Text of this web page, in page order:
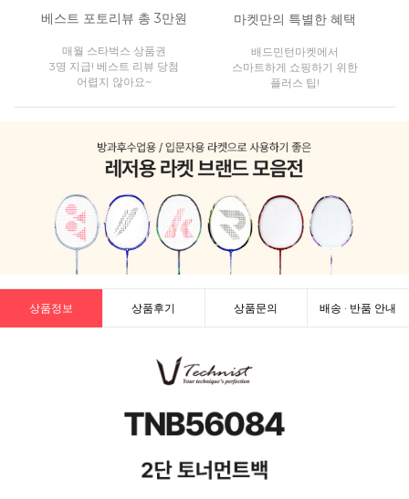
베스트 포토리뷰 총 3만원
매월 스타벅스 상품권
3명 지급! 베스트 리뷰 당첨
어렵지 않아요~
마켓만의 특별한 혜택
배드민턴마켓에서
스마트하게 쇼핑하기 위한
플러스 팁!
상품정보 상품후기 상품문의 배송 · 반품 안내